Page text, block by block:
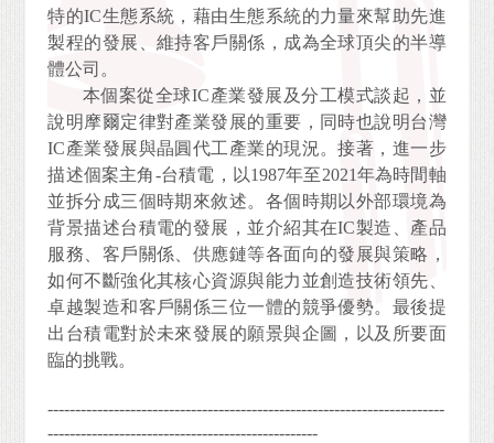
特的IC生態系統，藉由生態系統的力量來幫助先進
製程的發展、維持客戶關係，成為全球頂尖的半導
體公司。
本個案從全球IC產業發展及分工模式談起，並
說明摩爾定律對產業發展的重要，同時也說明台灣
IC產業發展與晶圓代工產業的現況。接著，進一步
描述個案主角-台積電，以1987年至2021年為時間軸
並拆分成三個時期來敘述。各個時期以外部環境為
背景描述台積電的發展，並介紹其在IC製造、產品
服務、客戶關係、供應鏈等各面向的發展與策略，
如何不斷強化其核心資源與能力並創造技術領先、
卓越製造和客戶關係三位一體的競爭優勢。最後提
出台積電對於未來發展的願景與企圖，以及所要面
臨的挑戰。
------------------------------------------------------------------------
-------------------------------------------------